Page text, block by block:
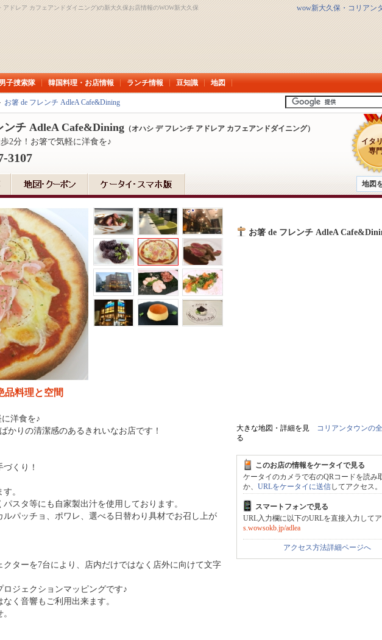
ドレア カフェアンドダイニング)の新大久保お店情報のWOW新大久保 wow新大久保・コリアン
子捜索隊 韓国料理・お店情報 ランチ情報 豆知識 地図
お箸 de フレンチ AdleA Cafe&Dining
イタ
専
ンチ AdleA Cafe&Dining （オハシ デ フレンチ アドレア カフェアンドダイニング）
2分！お箸で気軽に洋食を♪
3107
地図
料理と空間
かりの清潔感のあるきれいなお店です！
くり！
。
スタ等にも自家製出汁を使用しております。
パッチョ、ポワレ、選べる日替わり具材でお召し上が
お箸 de フレンチ AdleA
大きな地図・詳細を見
る
コリアンタウンの
このお店の情報をケータイで見る
ケータイのカメラで右のQRコードを読み
か、 URLをケータイに送信してアクセス。
スマートフォンで見る
URL入力欄に以下のURLを直接入力して
s.wowsokb.jp/adlea
アクセス方法詳細ページへ